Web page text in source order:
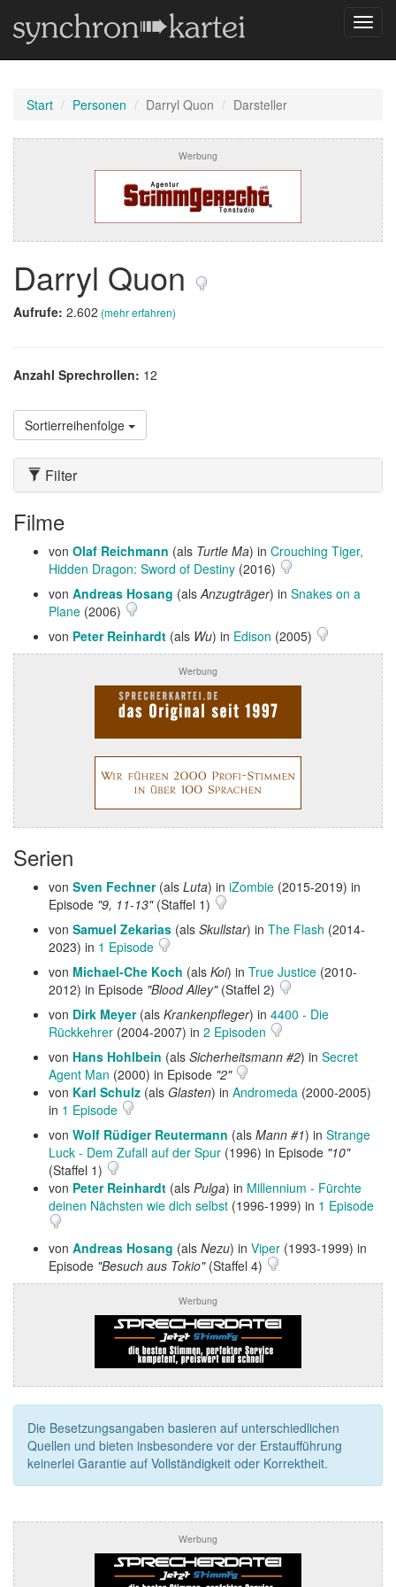
Start Personen Darryl Quon Darsteller
Werbung
Darryl Quon
Aufrufe: 2.602 (mehr erfahren)
Anzahl Sprechrollen: 12
Sortierreihenfolge
Filter
Filme
von Olaf Reichmann (als Turtle Ma) in Crouching Tiger,
Hidden Dragon: Sword of Destiny (2016)
von Andreas Hosang (alsAnzugträger) in Snakes on a
Plane (2006)
von Peter Reinhardt (als Wu) in Edison (2005)
Werbung
Serien
von Sven Fechner(als Luta) in iZombie (2015-2019) in
Episode "9, 11-13"(Staffel 1)
von Samuel Zekarias (als Skullstar) in The Flash (2014-
2023) in 1 Episode
von Michael-Che Koch (als Koi) in True Justice (2010-
2012) in Episode "Blood Alley"(Staffel 2)
von Dirk Meyer(als Krankenpfleger) in 4400 - Die
Rückkehrer (2004-2007) in 2 Episoden
von Hans Hohlbein (als Sicherheitsmann #2) in Secret
Agent Man (2000) in Episode "2"
von Karl Schulz (als Glasten) in Andromeda (2000-2005)
in 1 Episode
von Wolf Rüdiger Reutermann (als Mann #1) in Strange
Luck - Dem Zufall auf der Spur (1996) in Episode "10"
(Staffel 1)
von Peter Reinhardt (als Pulga) in Millennium - Fürchte
deinen Nächsten wie dich selbst (1996-1999) in 1 Episode
von Andreas Hosang (als Nezu) in Viper (1993-1999) in
Episode "Besuch aus Tokio"(Staffel 4)
Werbung
Die Besetzungsangaben basieren auf unterschiedlichen
Quellen und bieten insbesondere vor der Erstaufführung
keinerlei Garantie auf Vollständigkeit oder Korrektheit.
Werbung